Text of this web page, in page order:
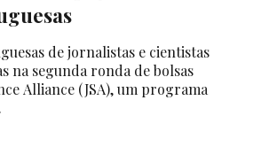
de jornalistas e cientistas
na segunda ronda de bolsas
Alliance (JSA), um programa